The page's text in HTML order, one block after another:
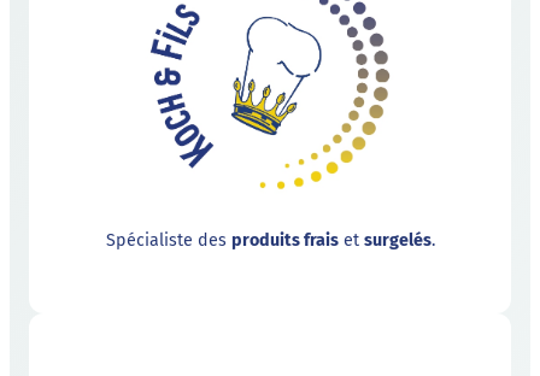
Spécialiste des produits fraiset surgelés.